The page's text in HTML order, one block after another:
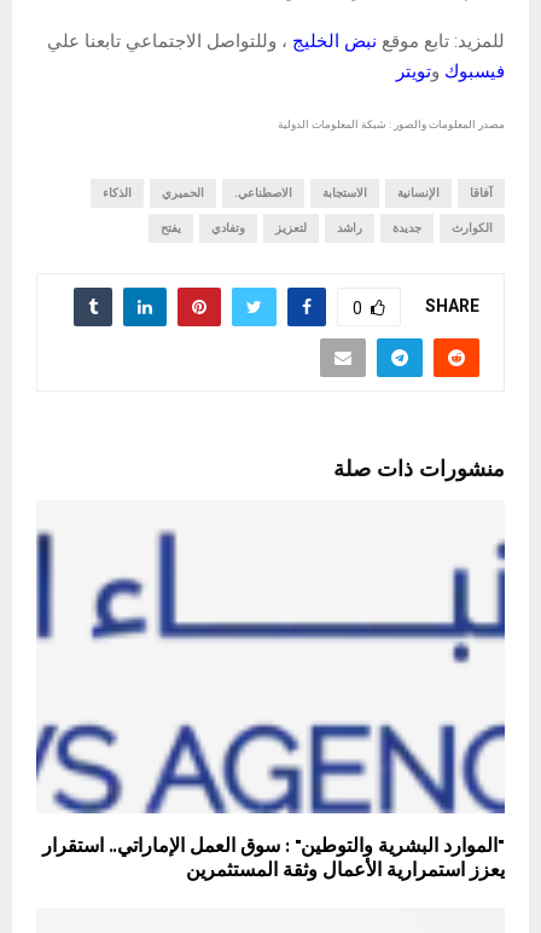
للمزيد: تابع موقع نبض الخليج ، وللتواصل الاجتماعي تابعنا علي
فيسبوك وتويتر
مصدر المعلومات والصور : شبكة المعلومات الدولية
آفاقا الإنسانية الاستجابة الاصطناعي. الحميري الذكاء
الكوارث جديدة راشد لتعزيز وتفادي يفتح
SHARE
0
منشورات ذات صلة
"الموارد البشرية والتوطين" : سوق العمل الإماراتي.. استقرار
يعزز استمرارية الأعمال وثقة المستثمرين